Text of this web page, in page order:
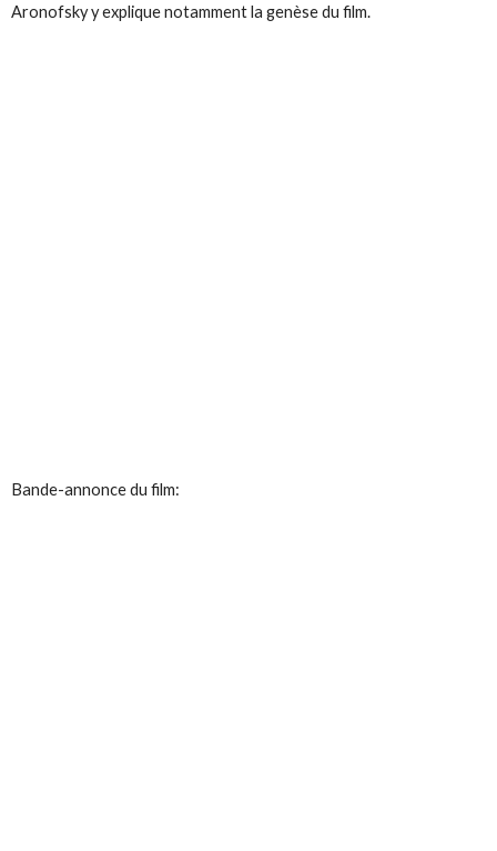
Aronofsky y explique notamment la genèse du film.
Bande-annonce du film: